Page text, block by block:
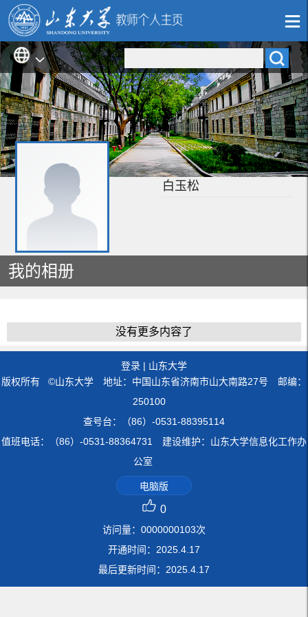
白玉松
我的相册
没有更多内容了
登录 | 山东大学
版权所有 ©山东大学 地址：中国山东省济南市山大南路27号 邮编：
250100
查号台：（86）-0531-88395114
值班电话：（86）-0531-88364731 建设维护：山东大学信息化工作办
公室
电脑版
0
访问量： 0000000103次
开通时间： 2025.4.17
最后更新时间： 2025.4.17